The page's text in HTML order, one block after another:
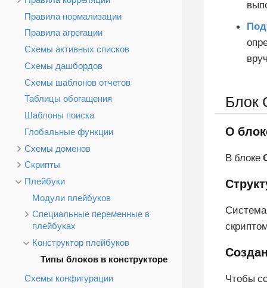
Правила нормализации
Правила агрегации
Схемы активных списков
Схемы дашбордов
Схемы шаблонов отчетов
Таблицы обогащения
Шаблоны поиска
Глобальные функции
Схемы доменов
Скрипты
Плейбуки
Модули плейбуков
Специальные переменные в
плейбуках
Конструктор плейбуков
Типы блоков в конструкторе
Схемы конфигурации
Блок
О
В блоке
Система
Чтобы